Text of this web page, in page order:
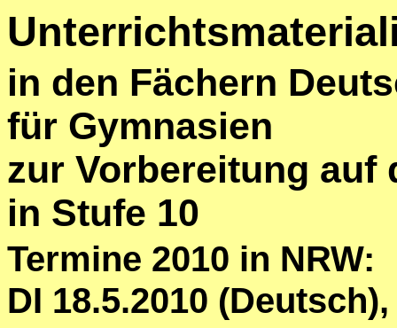
in den Fächern
für Gymnasien
zur Vorbereitung auf
in Stufe 10
Termine 2010 in NRW:
DI 18.5.2010